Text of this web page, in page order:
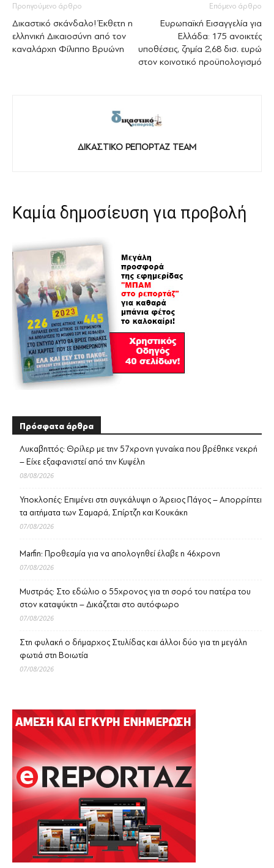
Προηγούμενο άρθρο
Δικαστικό σκάνδαλο! Έκθετη η
ελληνική Δικαιοσύνη από τον
καναλάρχη Φίλιππο Βρυώνη
Επόμενο άρθρο
Eυρωπαϊκή Εισαγγελία για
Ελλάδα: 175 ανοικτές
υποθέσεις, ζημία 2,68 δισ. ευρώ
στον κοινοτικό προϋπολογισμό
ΔΙΚΑΣΤΙΚΟ ΡΕΠΟΡΤΑΖ TEAM
Καμία δημοσίευση για προβολή
Πρόσφατα άρθρα
Λυκαβηττός: Θρίλερ με την 57χρονη γυναίκα που βρέθηκε νεκρή
– Είχε εξαφανιστεί από την Κυψέλη
08/08/2026
Υποκλοπές: Επιμένει στη συγκάλυψη ο Άρειος Πάγος – Απορρίπτει
τα αιτήματα των Σαμαρά, Σπίρτζη και Κουκάκη
07/08/2026
Marfin: Προθεσμία για να απολογηθεί έλαβε η 46χρονη
07/08/2026
Μυστράς: Στο εδώλιο ο 55χρονος για τη σορό του πατέρα του
στον καταψύκτη – Δικάζεται στο αυτόφωρο
07/08/2026
Στη φυλακή ο δήμαρχος Στυλίδας και άλλοι δύο για τη μεγάλη
φωτιά στη Βοιωτία
07/08/2026